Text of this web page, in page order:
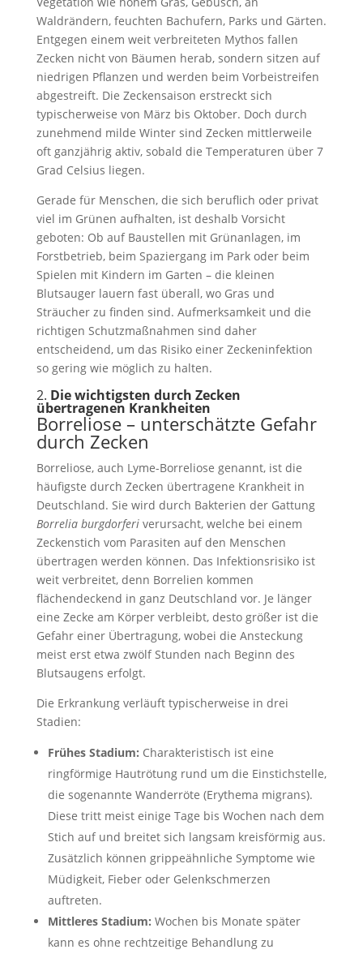
Waldrändern, feuchten Bachufern, Parks und Gärten.
Entgegen einem weit verbreiteten Mythos fallen
Zecken nicht von Bäumen herab, sondern sitzen auf
niedrigen Pflanzen und werden beim Vorbeistreifen
abgestreift. Die Zeckensaison erstreckt sich
typischerweise von März bis Oktober. Doch durch
zunehmend milde Winter sind Zecken mittlerweile
oft ganzjährig aktiv, sobald die Temperaturen über 7
Grad Celsius liegen.
Gerade für Menschen, die sich beruflich oder privat
viel im Grünen aufhalten, ist deshalb Vorsicht
geboten: Ob auf Baustellen mit Grünanlagen, im
Forstbetrieb, beim Spaziergang im Park oder beim
Spielen mit Kindern im Garten – die kleinen
Blutsauger lauern fast überall, wo Gras und
Sträucher zu finden sind. Aufmerksamkeit und die
richtigen Schutzmaßnahmen sind daher
entscheidend, um das Risiko einer Zeckeninfektion
so gering wie möglich zu halten.
2. Die wichtigsten durch Zecken
übertragenen Krankheiten
Borreliose – unterschätzte Gefahr
durch Zecken
Borreliose, auch Lyme-Borreliose genannt, ist die
häufigste durch Zecken übertragene Krankheit in
Deutschland. Sie wird durch Bakterien der Gattung
Borrelia burgdorferiverursacht, welche bei einem
Zeckenstich vom Parasiten auf den Menschen
übertragen werden können. Das Infektionsrisiko ist
weit verbreitet, denn Borrelien kommen
flächendeckend in ganz Deutschland vor. Je länger
eine Zecke am Körper verbleibt, desto größer ist die
Gefahr einer Übertragung, wobei die Ansteckung
meist erst etwa zwölf Stunden nach Beginn des
Blutsaugens erfolgt.
Die Erkrankung verläuft typischerweise in drei
Stadien:
Frühes Stadium: Charakteristisch ist eine
ringförmige Hautrötung rund um die Einstichstelle,
die sogenannte Wanderröte (Erythema migrans).
Diese tritt meist einige Tage bis Wochen nach dem
Stich auf und breitet sich langsam kreisförmig aus.
Zusätzlich können grippeähnliche Symptome wie
Müdigkeit, Fieber oder Gelenkschmerzen
auftreten.
Mittleres Stadium: Wochen bis Monate später
kann es ohne rechtzeitige Behandlung zu